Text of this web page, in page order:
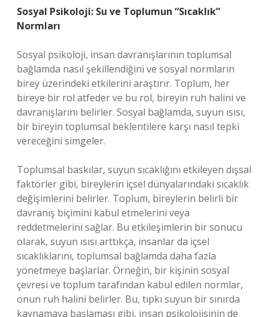
Sosyal Psikoloji: Su ve Toplumun “Sıcaklık”
Normları
Sosyal psikoloji, insan davranışlarının toplumsal
bağlamda nasıl şekillendiğini ve sosyal normların
birey üzerindeki etkilerini araştırır. Toplum, her
bireye bir rol atfeder ve bu rol, bireyin ruh halini ve
davranışlarını belirler. Sosyal bağlamda, suyun ısısı,
bir bireyin toplumsal beklentilere karşı nasıl tepki
vereceğini simgeler.
Toplumsal baskılar, suyun sıcaklığını etkileyen dışsal
faktörler gibi, bireylerin içsel dünyalarındaki sıcaklık
değişimlerini belirler. Toplum, bireylerin belirli bir
davranış biçimini kabul etmelerini veya
reddetmelerini sağlar. Bu etkileşimlerin bir sonucu
olarak, suyun ısısı arttıkça, insanlar da içsel
sıcaklıklarını, toplumsal bağlamda daha fazla
yönetmeye başlarlar. Örneğin, bir kişinin sosyal
çevresi ve toplum tarafından kabul edilen normlar,
onun ruh halini belirler. Bu, tıpkı suyun bir sınırda
kaynamaya başlaması gibi, insan psikolojisinin de